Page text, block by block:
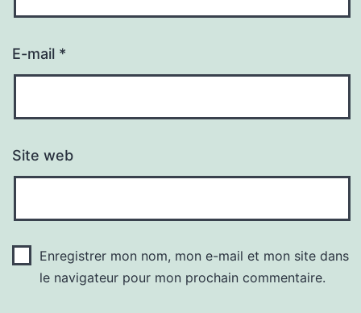
E-mail *
Site web
Enregistrer mon nom, mon e-mail et mon site dans
le navigateur pour mon prochain commentaire.